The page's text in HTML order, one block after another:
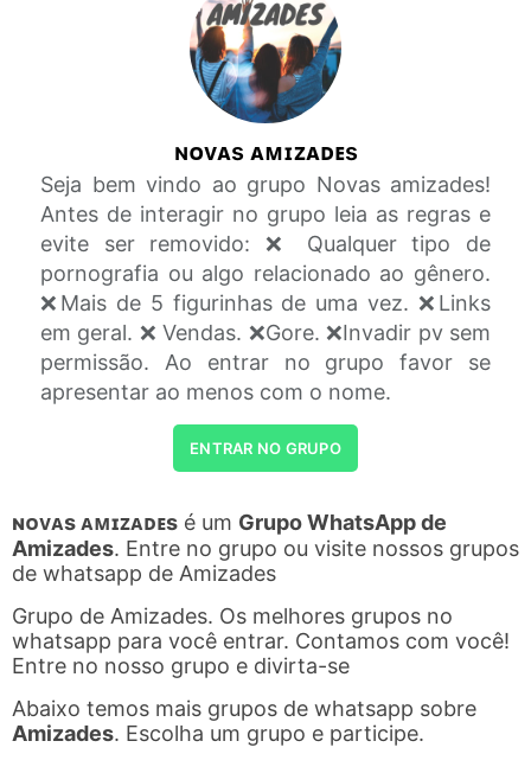
ɴᴏᴠᴀs ᴀᴍɪᴢᴀᴅᴇs
Seja bem vindo ao grupo Novas amizades!
Antes de interagir no grupo leia as regras e
evite ser removido: ❌ Qualquer tipo de
pornografia ou algo relacionado ao gênero.
❌Mais de 5 figurinhas de uma vez. ❌Links
em geral. ❌ Vendas. ❌Gore. ❌Invadir pv sem
permissão. Ao entrar no grupo favor se
apresentar ao menos com o nome.
ENTRAR NO GRUPO
ɴᴏᴠᴀs ᴀᴍɪᴢᴀᴅᴇs é um Grupo WhatsApp de
Amizades. Entre no grupo ou visite nossos grupos
de whatsapp de Amizades
Grupo de Amizades. Os melhores grupos no
whatsapp para você entrar. Contamos com você!
Entre no nosso grupo e divirta-se
Abaixo temos mais grupos de whatsapp sobre
Amizades. Escolha um grupo e participe.